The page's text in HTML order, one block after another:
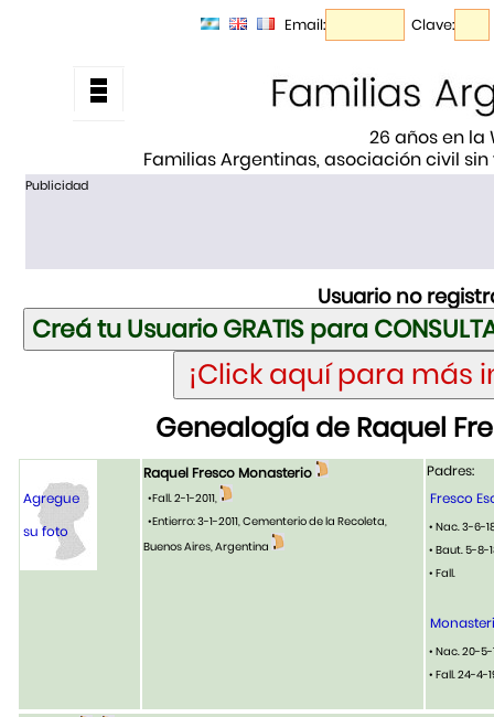
Email: Clave:
26 años en la
Familias Argentinas, asociación civil
Publicidad
Usuario no
Genealogía de Raquel
Agregue
su foto
Raquel Fresco Monasterio
•Fall. 2-1-2011,
•Entierro: 3-1-2011, Cementerio de la Recoleta,
Buenos Aires, Argentina
Padres:
Fresco
• Nac. 3-6-
• Baut. 5-8-
• Fall.
• Nac. 20-
• Fall. 24-4-